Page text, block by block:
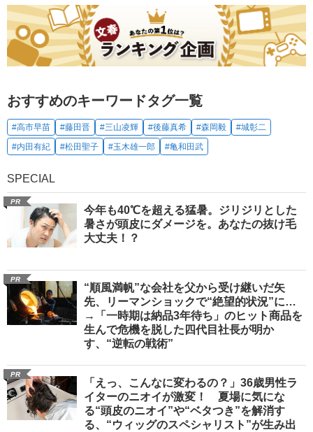
おすすめのキーワードタグ一覧
#高市早苗 #藤田晋 #三山凌輝 #後藤真希 #森岡毅
#城彰二
#内田有紀
#松田聖子 #玉木雄一郎 #亀和田武
SPECIAL
PR
今年も40℃を超える猛暑。ジリジリとした
暑さが頭皮にダメージを。あなたの抜け毛
大丈夫！？
PR
“順風満帆”な会社を父から受け継いだ矢
先、リーマンショックで“絶望的状況”に…
→「一時期は納品3年待ち」のヒット商品を
生んで危機を脱した四代目社長が明か
す、“逆転の戦術”
PR
「えっ、こんなに変わるの？」36歳男性ラ
イターのニオイが激変！ 夏場に気にな
る“頭皮のニオイ”や“ベタつき”を解消す
る、“ウィッグのスペシャリスト”が生み出